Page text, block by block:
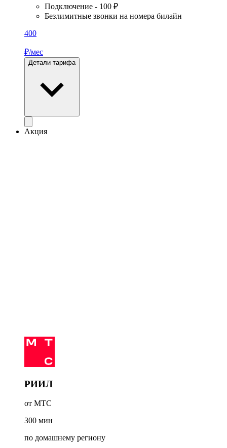
Подключение - 100 ₽
Безлимитные звонки на номера билайн
400
₽/мес
Детали тарифа
Акция
РИИЛ
от МТС
300 мин
по домашнему региону